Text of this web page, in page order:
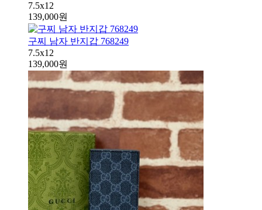
7.5x12
139,000원
구찌 남자 반지갑 768249
7.5x12
139,000원